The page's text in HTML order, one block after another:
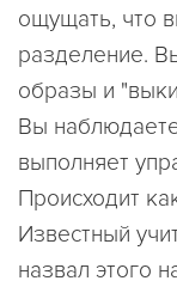
ощущать, что
разделение.
образы и
Вы
выполняет
Происходит
Известный
назвал этого